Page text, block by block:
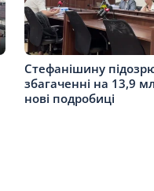
Стефанішину
збагаченні на 13,9
нові подробиці